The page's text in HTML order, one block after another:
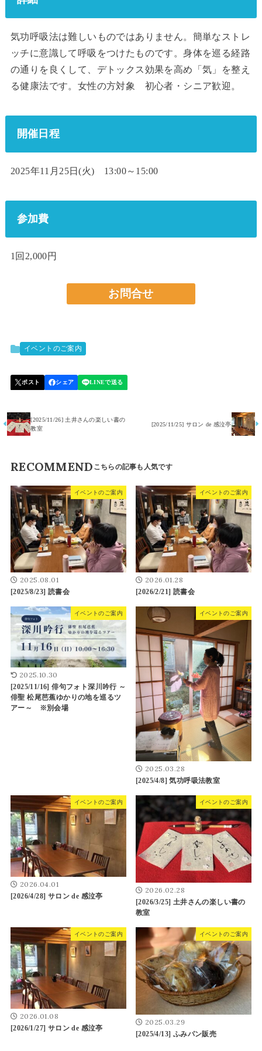
気功呼吸法は難しいものではありません。簡単なストレ
ッチに意識して呼吸をつけたものです。身体を巡る経路
の通りを良くして、デトックス効果を高め「気」を整え
る健康法です。女性の方対象 初心者・シニア歓迎。
開催日程
2025年11月25日(火) 13:00～15:00
参加費
1回2,000円
お問合せ
イベントのご案内
[2025/11/26] 土井さんの楽しい書の
教室
[2025/11/25] サロン de 感泣亭
RECOMMEND
イベントのご案内
2025.08.01
[2025/8/23] 読書会
イベントのご案内
2026.01.28
[2026/2/21] 読書会
イベントのご案内
2025.10.30
[2025/11/16] 俳句フォト深川吟行 ～
俳聖 松尾芭蕉ゆかりの地を巡るツ
アー～ ※別会場
イベントのご案内
2025.03.28
[2025/4/8] 気功呼吸法教室
イベントのご案内
2026.04.01
[2026/4/28] サロン de 感泣亭
イベントのご案内
2026.02.28
[2026/3/25] 土井さんの楽しい書の
教室
イベントのご案内
2026.01.08
[2026/1/27] サロン de 感泣亭
イベントのご案内
2025.03.29
[2025/4/13] ふみパン販売